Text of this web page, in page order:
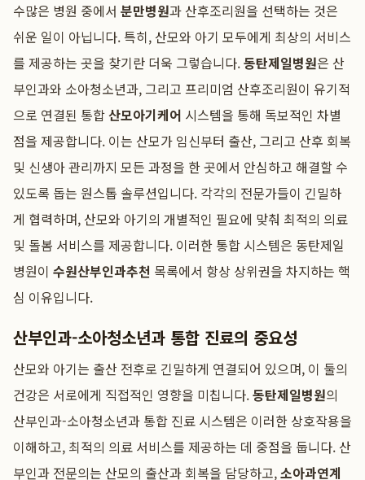
수많은 병원 중에서 분만병원과 산후조리원을 선택하는 것은
쉬운 일이 아닙니다. 특히, 산모와 아기 모두에게 최상의 서비스
를 제공하는 곳을 찾기란 더욱 그렇습니다.동탄제일병원은 산
부인과와 소아청소년과, 그리고 프리미엄 산후조리원이 유기적
으로 연결된 통합산모아기케어 시스템을 통해 독보적인 차별
점을 제공합니다. 이는 산모가 임신부터 출산, 그리고 산후 회복
및 신생아 관리까지 모든 과정을 한 곳에서 안심하고 해결할 수
있도록 돕는 원스톱 솔루션입니다. 각각의 전문가들이 긴밀하
게 협력하며, 산모와 아기의 개별적인 필요에 맞춰 최적의 의료
및 돌봄 서비스를 제공합니다. 이러한 통합 시스템은 동탄제일
병원이 수원산부인과추천 목록에서 항상 상위권을 차지하는 핵
심 이유입니다.
산부인과-소아청소년과 통합 진료의 중요성
산모와 아기는 출산 전후로 긴밀하게 연결되어 있으며, 이 둘의
건강은 서로에게 직접적인 영향을 미칩니다.동탄제일병원의
산부인과-소아청소년과 통합 진료 시스템은 이러한 상호작용을
이해하고, 최적의 의료 서비스를 제공하는 데 중점을 둡니다. 산
부인과 전문의는 산모의 출산과 회복을 담당하고,소아과연계